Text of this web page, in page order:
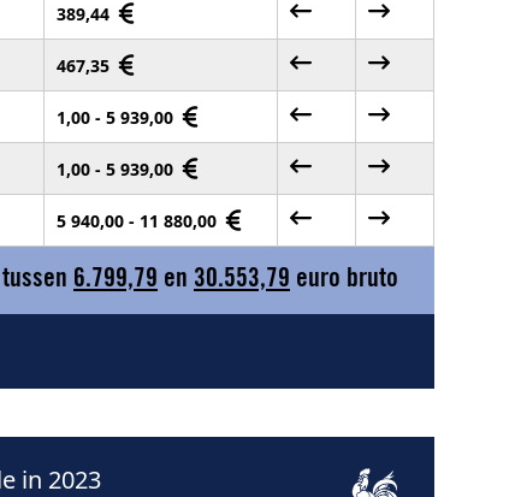
389,44
467,35
1,00 - 5 939,00
1,00 - 5 939,00
5 940,00 - 11 880,00
6.799,79 en 30.553,79 euro bruto
in 2023